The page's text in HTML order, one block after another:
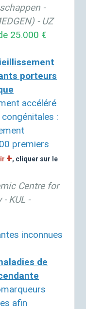
-
) - UZ
25.000 €
porteurs
accéléré
:
premiers
+, cliquer sur le
Centre for
-KUL -
inconnues
de
afin